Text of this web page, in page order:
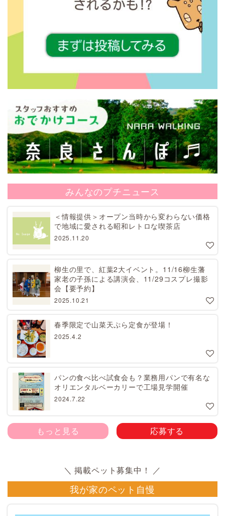
みんなのプチニュース
＜情報提供＞オープン当時から変わらない価格
で地域に愛される昭和レトロな喫茶店
2025.11.20
柳生の里で、紅葉2大イベント。11/16柳生藩
家老の子孫による講演会、11/29コスプレ撮影
会【要予約】
2025.10.21
春季限定で山菜天ぷら定食が登場！
2025.4.2
パンの食べ比べ試食会も？業務用パンで有名な
オリエンタルベーカリーで工場見学開催
2024.7.22
もっと見る 応募する
我が家のペット自慢